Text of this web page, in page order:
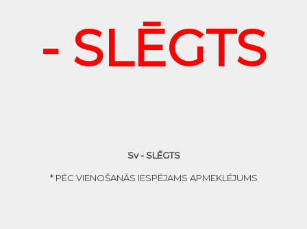
- SLĒGTS
Sv - SLĒGTS
* PĒC VIENOŠANĀS IESPĒJAMS APMEKLĒJUMS